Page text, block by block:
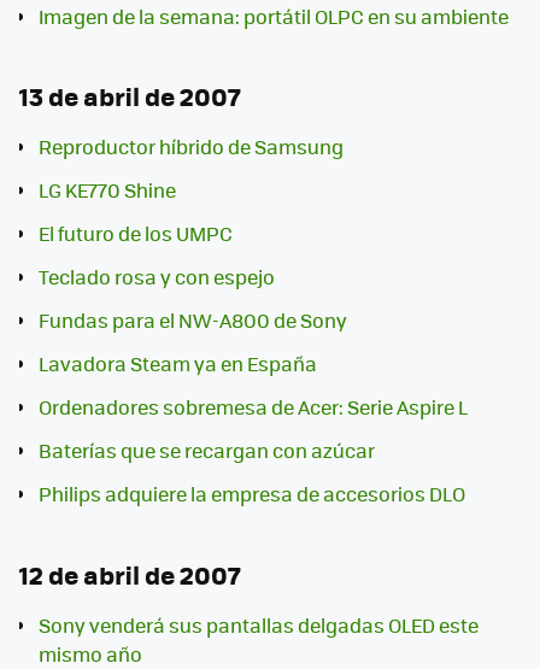
Imagen de la semana: portátil OLPC en su ambiente
13 de abril de 2007
Reproductor híbrido de Samsung
LG KE770 Shine
El futuro de los UMPC
Teclado rosa y con espejo
Fundas para el NW-A800 de Sony
Lavadora Steam ya en España
Ordenadores sobremesa de Acer: Serie Aspire L
Baterías que se recargan con azúcar
Philips adquiere la empresa de accesorios DLO
12 de abril de 2007
Sony venderá sus pantallas delgadas OLED este
mismo año